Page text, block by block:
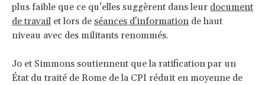
plus faible que ce qu’elles suggèrent dans leur document
de travail et lors de séances d'information de haut
niveau avec des militants renommés.
Jo et Simmons soutiennent que la ratification par un
État du traité de Rome de la CPI réduit en moyenne de